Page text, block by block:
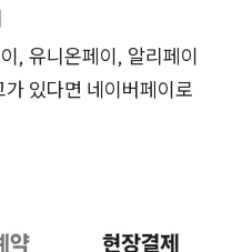
, 유니온페이, 알리페이
있다면 네이버페이로